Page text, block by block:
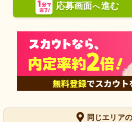
応募画面へ進む
同じエリア